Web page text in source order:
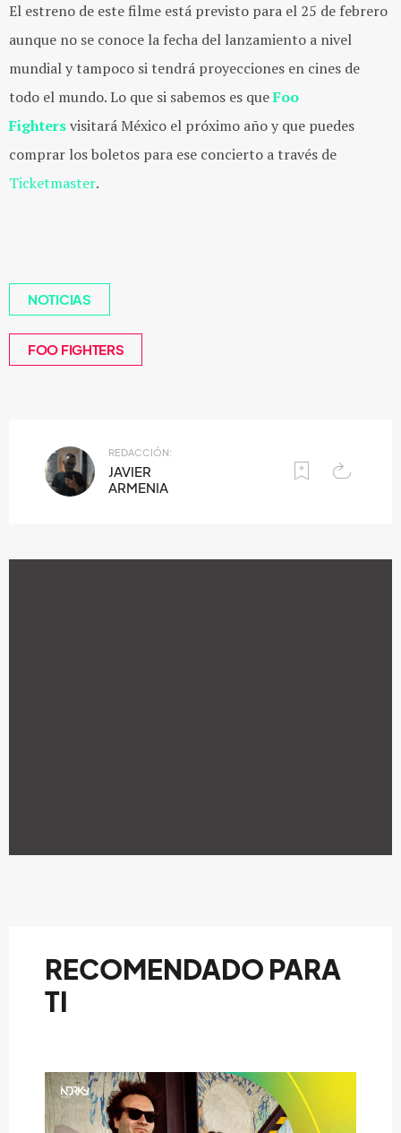
El estreno de este filme está previsto para el 25 de febrero
aunque no se conoce la fecha del lanzamiento a nivel
mundial y tampoco si tendrá proyecciones en cines de
todo el mundo. Lo que si sabemos es queFoo
Fightersvisitará México el próximo año y que puedes
comprar los boletos para ese concierto a través de
Ticketmaster.
NOTICIAS
FOO FIGHTERS
REDACCIÓN:
JAVIER
ARMENIA
RECOMENDADO PARA
TI